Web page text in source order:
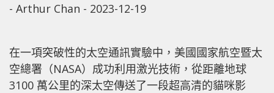
- Arthur Chan - 2023-12-19
在一項突破性的太空通訊實驗中，美國國家航空暨太
空總署（NASA）成功利用激光技術，從距離地球
3100 萬公里的深太空傳送了一段超高清的貓咪影